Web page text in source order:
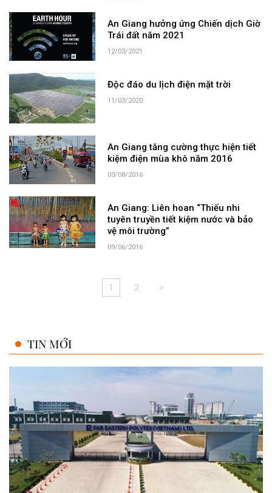
An Giang hưởng ứng Chiến dịch Giờ
Trái đất năm 2021
12/03/2021
Độc đáo du lịch điện mặt trời
11/03/2020
An Giang tăng cường thực hiện tiết
kiệm điện mùa khô năm 2016
03/08/2016
An Giang: Liên hoan “Thiếu nhi
tuyên truyền tiết kiệm nước và bảo
vệ môi trường”
09/06/2016
1 2 >
TIN MỚI